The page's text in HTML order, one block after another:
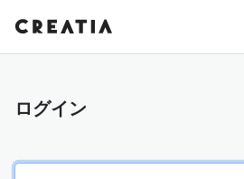
ログイン